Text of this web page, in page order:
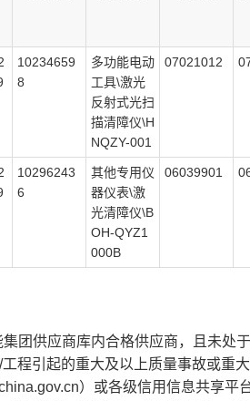
10234659
8
多功能电动
工具\激光
反射式光扫
描清障仪\H
NQZY-001
07021012
10296243
6
其他专用仪
器仪表\激
光清障仪\B
OH-QYZ1
000B
06039901
集团供应商库内合格供应商，且未
程引起的重大及以上质量事故或重
）或各级信用信息共享